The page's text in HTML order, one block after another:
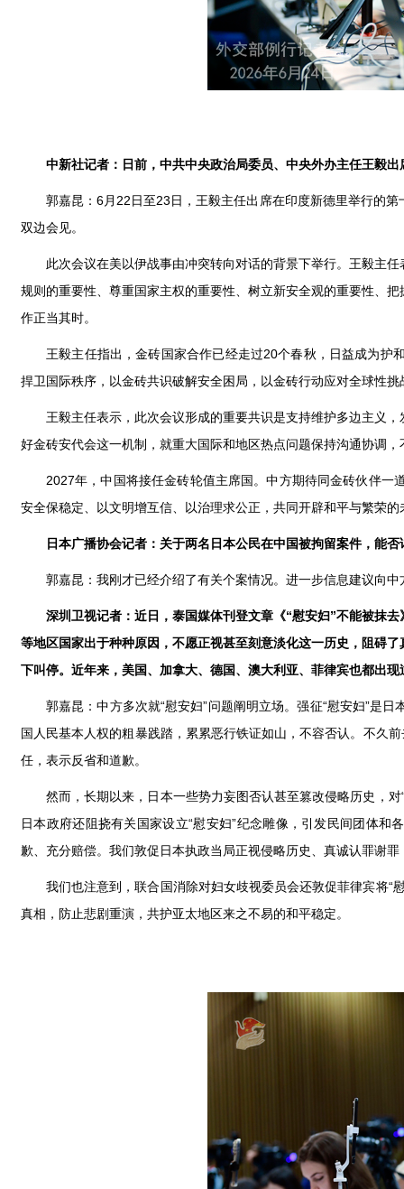
中新社记者：日前，中共中央政治局委员、中央外办主任王毅
郭嘉昆：6月22日至23日，王毅主任出席在印度新德里举行的
双边会见。
此次会议在美以伊战事由冲突转向对话的背景下举行。王毅主
规则的重要性、尊重国家主权的重要性、树立新安全观的重要性、
作正当其时。
王毅主任指出，金砖国家合作已经走过20个春秋，日益成为护
捍卫国际秩序，以金砖共识破解安全困局，以金砖行动应对全球性
王毅主任表示，此次会议形成的重要共识是支持维护多边主义
好金砖安代会这一机制，就重大国际和地区热点问题保持沟通协调，
2027年，中国将接任金砖轮值主席国。中方期待同金砖伙伴
安全保稳定、以文明增互信、以治理求公正，共同开辟和平与繁荣的
日本广播协会记者：关于两名日本公民在中国被拘留案件，能
郭嘉昆：我刚才已经介绍了有关个案情况。进一步信息建议向中
深圳卫视记者：近日，泰国媒体刊登文章《“慰安妇”不能被抹
等地区国家出于种种原因，不愿正视甚至刻意淡化这一历史，阻碍
下叫停。近年来，美国、加拿大、德国、澳大利亚、菲律宾也都出
郭嘉昆：中方多次就“慰安妇”问题阐明立场。强征“慰安妇”是
国人民基本人权的粗暴践踏，累累恶行铁证如山，不容否认。不久
任，表示反省和道歉。
然而，长期以来，日本一些势力妄图否认甚至篡改侵略历史，
日本政府还阻挠有关国家设立“慰安妇”纪念雕像，引发民间团体
歉、充分赔偿。我们敦促日本执政当局正视侵略历史、真诚认罪谢
我们也注意到，联合国消除对妇女歧视委员会还敦促菲律宾将“
真相，防止悲剧重演，共护亚太地区来之不易的和平稳定。